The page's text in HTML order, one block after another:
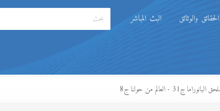
الحقائق والوثائق البث المباشر